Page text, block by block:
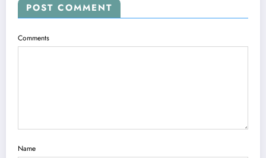
POST COMMENT
Comments
Name